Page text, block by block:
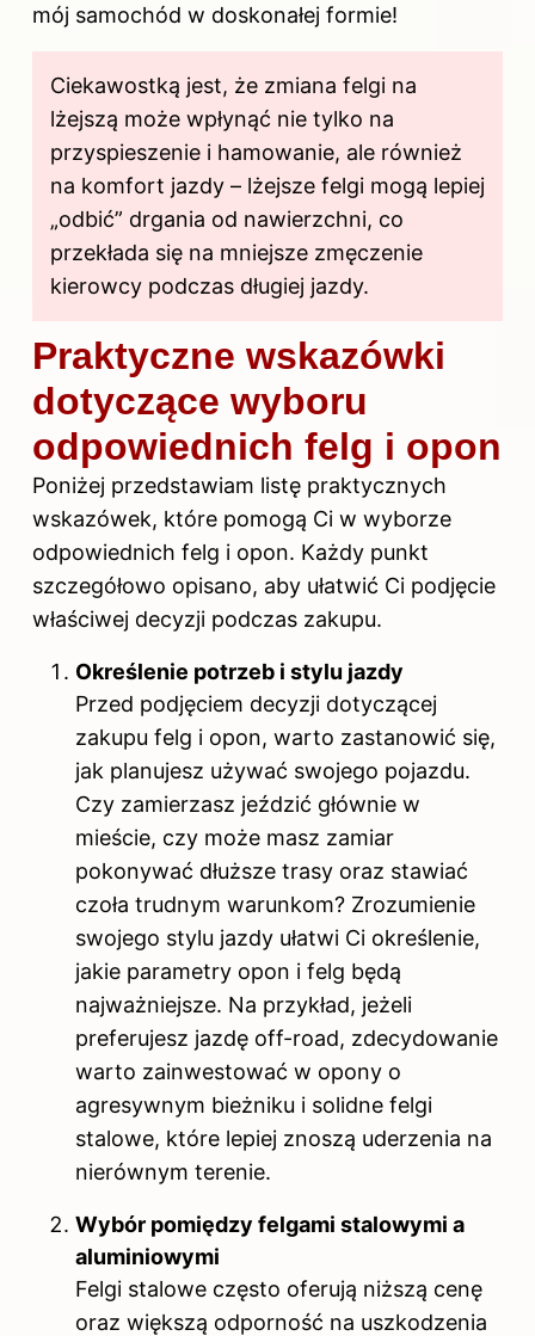
mój samochód w doskonałej formie!
Ciekawostką jest, że zmiana felgi na
lżejszą może wpłynąć nie tylko na
przyspieszenie i hamowanie, ale również
na komfort jazdy – lżejsze felgi mogą lepiej
„odbić” drgania od nawierzchni, co
przekłada się na mniejsze zmęczenie
kierowcy podczas długiej jazdy.
Praktyczne wskazówki
dotyczące wyboru
odpowiednich felg i opon
Poniżej przedstawiam listę praktycznych
wskazówek, które pomogą Ci w wyborze
odpowiednich felg i opon. Każdy punkt
szczegółowo opisano, aby ułatwić Ci podjęcie
właściwej decyzji podczas zakupu.
Określenie potrzeb i stylu jazdy
Przed podjęciem decyzji dotyczącej
zakupu felg i opon, warto zastanowić się,
jak planujesz używać swojego pojazdu.
Czy zamierzasz jeździć głównie w
mieście, czy może masz zamiar
pokonywać dłuższe trasy oraz stawiać
czoła trudnym warunkom? Zrozumienie
swojego stylu jazdy ułatwi Ci określenie,
jakie parametry opon i felg będą
najważniejsze. Na przykład, jeżeli
preferujesz jazdę off-road, zdecydowanie
warto zainwestować w opony o
agresywnym bieżniku i solidne felgi
stalowe, które lepiej znoszą uderzenia na
nierównym terenie.
Wybór pomiędzy felgami stalowymi a
aluminiowymi
Felgi stalowe często oferują niższą cenę
oraz większą odporność na uszkodzenia